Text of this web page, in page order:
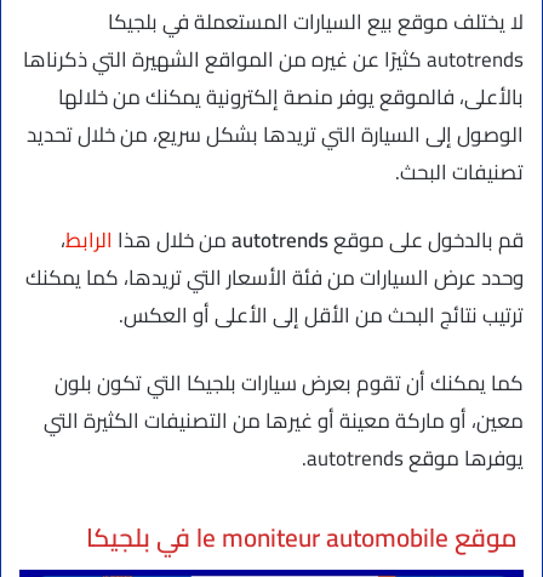
لا يختلف موقع بيع السيارات المستعملة في بلجيكا
autotrends كثيرًا عن غيره من المواقع الشهيرة التي ذكرناها
بالأعلى، فالموقع يوفر منصة إلكترونية يمكنك من خلالها
الوصول إلى السيارة التي تريدها بشكل سريع، من خلال تحديد
تصنيفات البحث.
قم بالدخول على موقعautotrendsمن خلال هذا الرابط،
وحدد عرض السيارات من فئة الأسعار التي تريدها، كما يمكنك
ترتيب نتائج البحث من الأقل إلى الأعلى أو العكس.
كما يمكنك أن تقوم بعرض سيارات بلجيكا التي تكون بلون
معين، أو ماركة معينة أو غيرها من التصنيفات الكثيرة التي
يوفرها موقع autotrends.
موقع le moniteur automobile في بلجيكا